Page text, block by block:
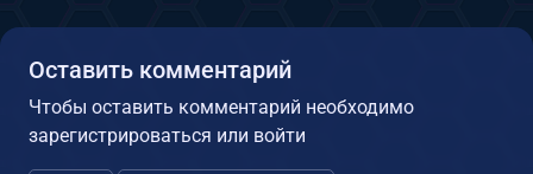
Оставить комментарий
Чтобы оставить комментарий необходимо
зарегистрироваться или войти